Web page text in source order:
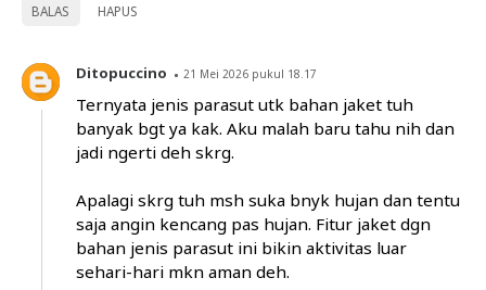
BALAS HAPUS
Ditopuccino 21 Mei 2026 pukul 18.17
Ternyata jenis parasut utk bahan jaket tuh
banyak bgt ya kak. Aku malah baru tahu nih dan
jadi ngerti deh skrg.
Apalagi skrg tuh msh suka bnyk hujan dan tentu
saja angin kencang pas hujan. Fitur jaket dgn
bahan jenis parasut ini bikin aktivitas luar
sehari-hari mkn aman deh.